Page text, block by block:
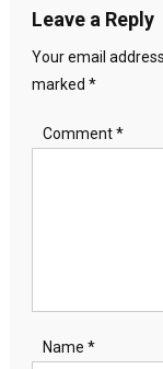
Leave a Reply
Your email
marked *
Comment*
Name *